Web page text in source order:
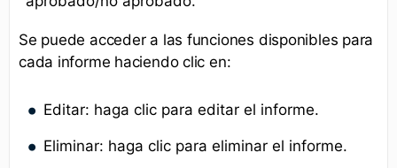
Se puede acceder a las funciones disponibles para
cada informe haciendo clic en:
Editar: haga clic para editar el informe.
Eliminar: haga clic para eliminar el informe.